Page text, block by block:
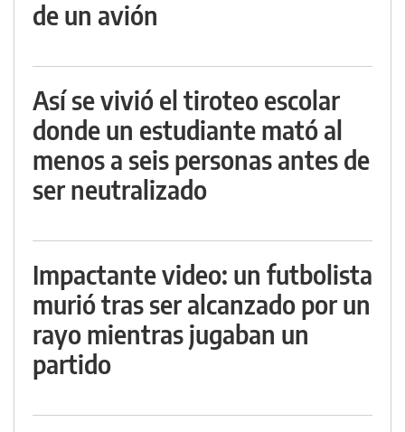
de un avión
Así se vivió el tiroteo escolar
donde un estudiante mató al
menos a seis personas antes de
ser neutralizado
Impactante video: un futbolista
murió tras ser alcanzado por un
rayo mientras jugaban un
partido